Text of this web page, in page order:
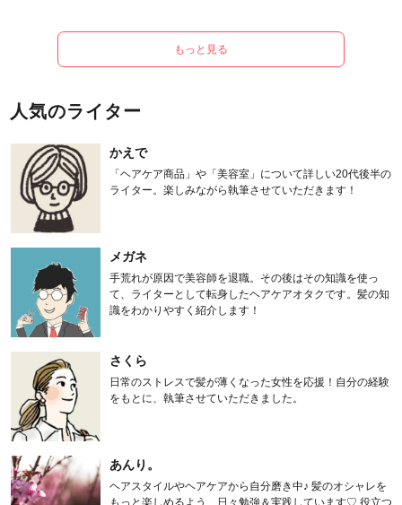
もっと見る
人気のライター
かえで
「ヘアケア商品」や「美容室」について詳しい20代後半の
ライター。楽しみながら執筆させていただきます！
メガネ
手荒れが原因で美容師を退職。その後はその知識を使っ
て、ライターとして転身したヘアケアオタクです。髪の知
識をわかりやすく紹介します！
さくら
日常のストレスで髪が薄くなった女性を応援！自分の経験
をもとに、執筆させていただきました。
あんり。
ヘアスタイルやヘアケアから自分磨き中♪ 髪のオシャレを
もっと楽しめるよう、日々勉強＆実践しています♡ 役立つ